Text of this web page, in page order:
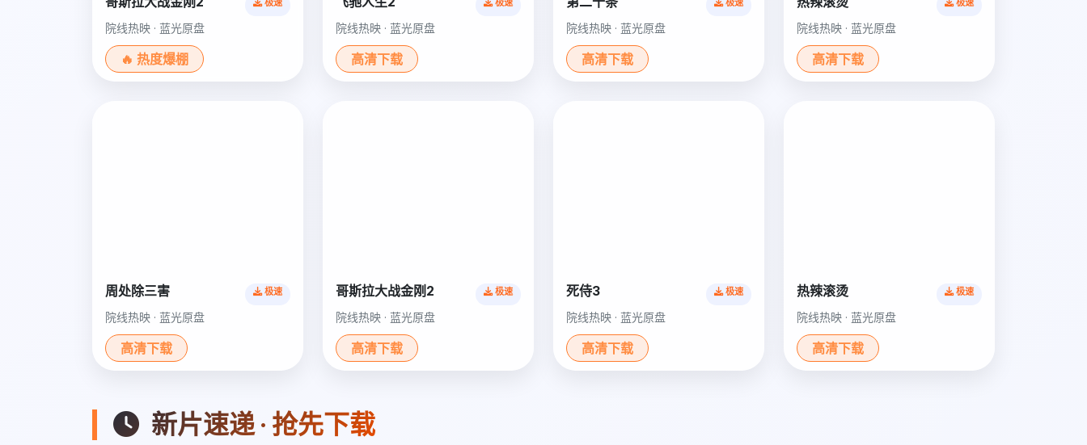
院线热映 · 蓝光原盘
🔥 热度爆棚
院线热映 · 蓝光原盘
高清下载
院线热映 · 蓝光原盘
高清下载
院线热映 · 蓝光原盘
高清下载
周处除三害 极速
院线热映 · 蓝光原盘
高清下载
哥斯拉大战金刚2 极速
院线热映 · 蓝光原盘
高清下载
死侍3 极速
院线热映 · 蓝光原盘
高清下载
热辣滚烫 极速
院线热映 · 蓝光原盘
高清下载
新片速递 · 抢先下载